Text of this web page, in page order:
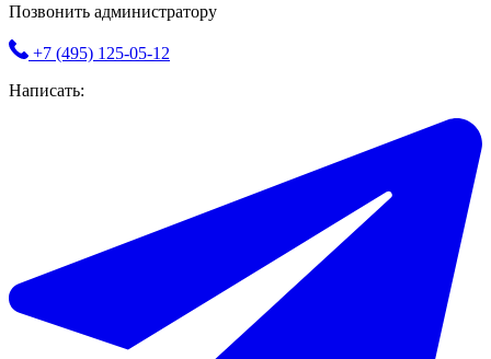
Позвонить администратору
+7 (495) 125-05-12
Написать: